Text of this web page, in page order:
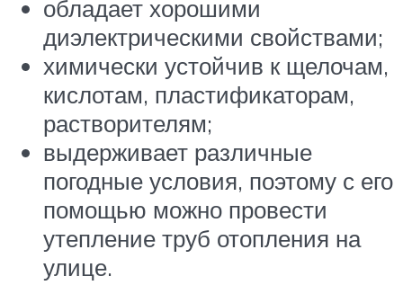
обладает хорошими
диэлектрическими свойствами;
химически устойчив к щелочам,
кислотам, пластификаторам,
растворителям;
выдерживает различные
погодные условия, поэтому с его
помощью можно провести
утепление труб отопления на
улице.